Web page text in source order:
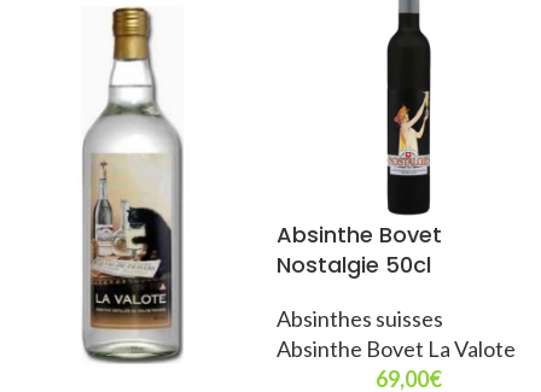
Absinthe Bovet
Nostalgie 50cl
Absinthes suisses
Absinthe Bovet La Valote
69,00€